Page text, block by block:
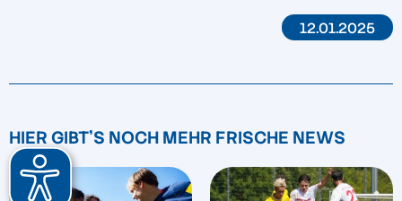
12.01.2025
HIER GIBT'S NOCH MEHR FRISCHE NEWS